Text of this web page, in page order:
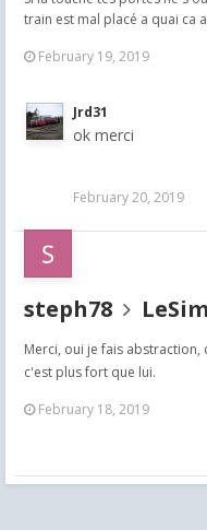
train est mal placé a quai ca
February 19, 2019
Jrd31
ok merci
February 20, 2019
steph78
Merci, oui je fais
c'est plus fort que lui.
February 18, 2019